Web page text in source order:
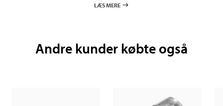
LÆS MERE
Andre kunder købte også